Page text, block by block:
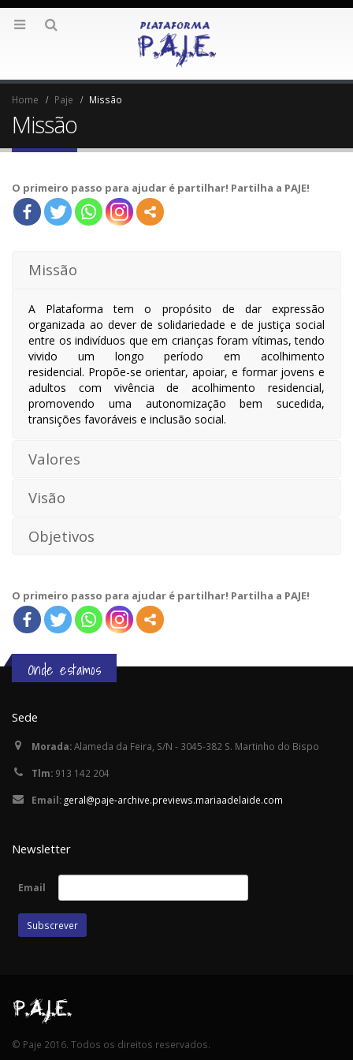
Home Paje Missão
Missão
O primeiro passo para ajudar é partilhar! Partilha a PAJE!
Missão
A Plataforma tem o propósito de dar expressão
organizada ao dever de solidariedade e de justiça social
entre os indivíduos que em crianças foram vítimas, tendo
vivido um longo período em acolhimento
residencial. Propõe-se orientar, apoiar, e formar jovens e
adultos com vivência de acolhimento residencial,
promovendo uma autonomização bem sucedida,
transições favoráveis e inclusão social.
Valores
Visão
Objetivos
O primeiro passo para ajudar é partilhar! Partilha a PAJE!
Onde estamos
Sede
Morada:Alameda da Feira, S/N - 3045-382 S. Martinho do Bispo
Tlm: 913 142 204
Email: geral@paje-archive.previews.mariaadelaide.com
Newsletter
Email
© Paje 2016. Todos os direitos reservados.